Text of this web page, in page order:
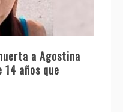
a Agostina
años que